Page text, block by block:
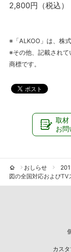
2,800円（税込）
※「ALKOO」は、株
※その他、記載され
商標です。
取材
お問
おしらせ
図の全国対応および
カス